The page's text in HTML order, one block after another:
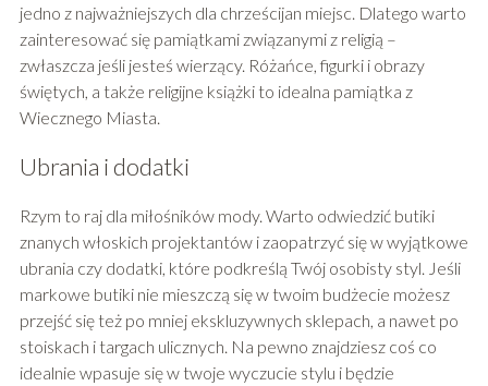
jedno z najważniejszych dla chrześcijan miejsc. Dlatego warto
zainteresować się pamiątkami związanymi z religią –
zwłaszcza jeśli jesteś wierzący. Różańce, figurki i obrazy
świętych, a także religijne książki to idealna pamiątka z
Wiecznego Miasta.
Ubrania i dodatki
Rzym to raj dla miłośników mody. Warto odwiedzić butiki
znanych włoskich projektantów i zaopatrzyć się w wyjątkowe
ubrania czy dodatki, które podkreślą Twój osobisty styl. Jeśli
markowe butiki nie mieszczą się w twoim budżecie możesz
przejść się też po mniej ekskluzywnych sklepach, a nawet po
stoiskach i targach ulicznych. Na pewno znajdziesz coś co
idealnie wpasuje się w twoje wyczucie stylu i będzie